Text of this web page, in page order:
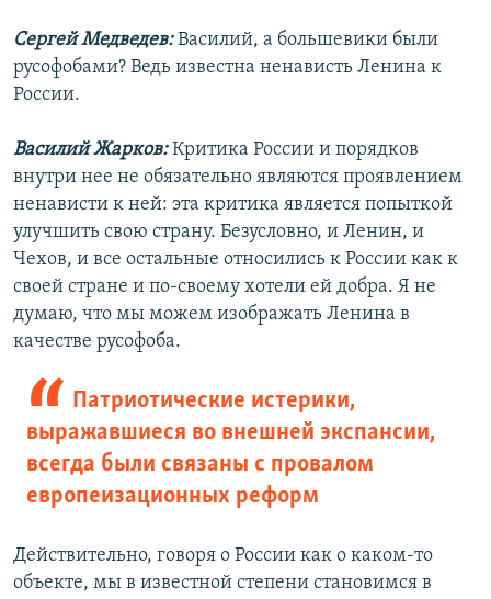
Сергей Медведев:Василий, а большевики были
русофобами? Ведь известна ненависть Ленина к
России.
Василий Жарков:Критика России и порядков
внутри нее не обязательно являются проявлением
ненависти к ней: эта критика является попыткой
улучшить свою страну. Безусловно, и Ленин, и
Чехов, и все остальные относились к России как к
своей стране и по-своему хотели ей добра. Я не
думаю, что мы можем изображать Ленина в
качестве русофоба.
Патриотические истерики,
выражавшиеся во внешней экспансии,
всегда были связаны с провалом
европеизационных реформ
Действительно, говоря о России как о каком-то
объекте, мы в известной степени становимся в